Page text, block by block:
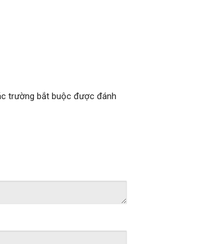
trường bắt buộc được đánh